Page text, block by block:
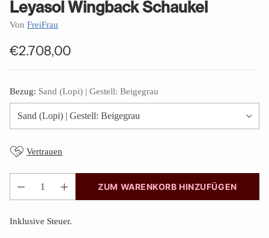
Leyasol Wingback Schaukel
Von FreiFrau
Normaler
€2.708,00
Bezug: Sand (Lopi) | Gestell: Beigegrau
Vertrauen
Anzahl
ZUM WARENKORB HINZUFÜGEN
Inklusive Steuer.